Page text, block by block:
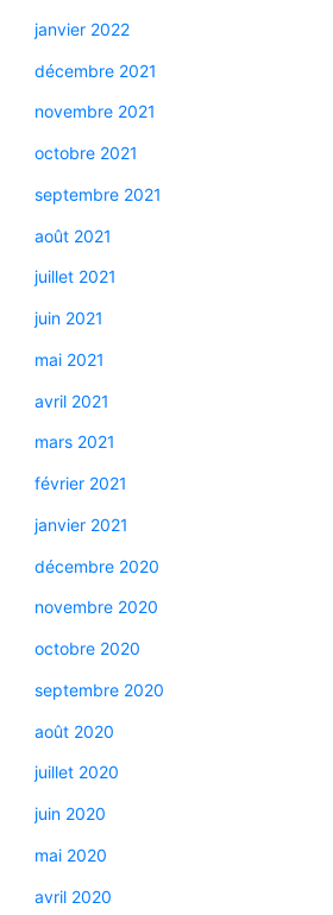
janvier 2022
décembre 2021
novembre 2021
octobre 2021
septembre 2021
août 2021
juillet 2021
juin 2021
mai 2021
avril 2021
mars 2021
février 2021
janvier 2021
décembre 2020
novembre 2020
octobre 2020
septembre 2020
août 2020
juillet 2020
juin 2020
mai 2020
avril 2020